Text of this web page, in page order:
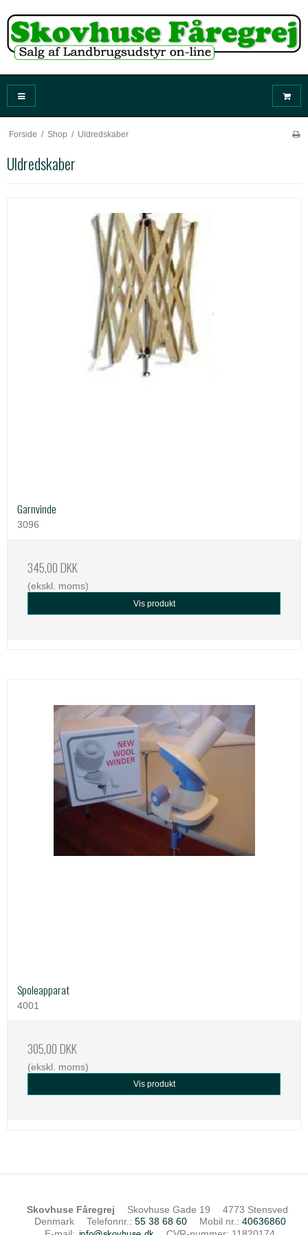
Forside / Shop / Uldredskaber
Uldredskaber
Garnvinde
3096
345,00 DKK
(ekskl. moms)
Vis produkt
Spoleapparat
4001
305,00 DKK
(ekskl. moms)
Vis produkt
Skovhuse Fåregrej Skovhuse Gade 19
4773 Stensved
Denmark
Telefonnr.: 55 38 68 60 Mobil nr.: 40636860